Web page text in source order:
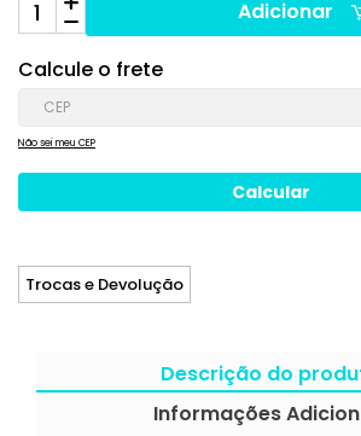
Adicionar
Calcule o frete
Não sei meu CEP
Trocas e Devolução
Descrição do
Informações